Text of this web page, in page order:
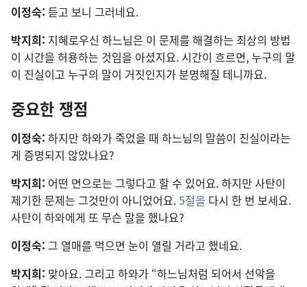
이정숙: 듣고 보니 그러네요.
박지희: 지혜로우신 하느님은 이 문제를 해결하는 최상의 방법
이 시간을 허용하는 것임을 아셨지요. 시간이 흐르면, 누구의 말
이 진실이고 누구의 말이 거짓인지가 분명해질 테니까요.
중요한 쟁점
이정숙: 하지만 하와가 죽었을 때 하느님의 말씀이 진실이라는
게 증명되지 않았나요?
박지희: 어떤 면으로는 그렇다고 할 수 있어요. 하지만사탄이
제기한 문제는 그것만이 아니었어요.5절을 다시 한 번 보세요.
사탄이 하와에게 또 무슨 말을 했나요?
이정숙: 그 열매를 먹으면 눈이 열릴 거라고 했네요.
박지희: 맞아요. 그리고 하와가 “하느님처럼 되어서 선악을